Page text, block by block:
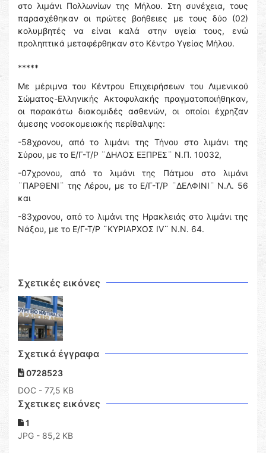
στο λιμάνι Πολλωνίων της Μήλου. Στη συνέχεια, τους
παρασχέθηκαν οι πρώτες βοήθειες με τους δύο (02)
κολυμβητές να είναι καλά στην υγεία τους, ενώ
προληπτικά μεταφέρθηκαν στο Κέντρο Υγείας Μήλου.
*****
Με μέριμνα του Κέντρου Επιχειρήσεων του Λιμενικού
Σώματος-Ελληνικής Ακτοφυλακής πραγματοποιήθηκαν,
οι παρακάτω διακομιδές ασθενών, οι οποίοι έχρηζαν
άμεσης νοσοκομειακής περίθαλψης:
-58χρονου, από το λιμάνι της Τήνου στο λιμάνι της
Σύρου, με το Ε/Γ-Τ/Ρ ¨ΔΗΛΟΣ ΕΞΠΡΕΣ¨ N.Π. 10032,
-07χρονου, από το λιμάνι της Πάτμου στο λιμάνι
¨ΠΑΡΘΕΝΙ¨ της Λέρου, με το Ε/Γ-Τ/Ρ ¨ΔΕΛΦΙΝΙ¨ N.Λ. 56
και
-83χρονου, από το λιμάνι της Ηρακλειάς στο λιμάνι της
Νάξου, με το Ε/Γ-Τ/Ρ ¨ΚΥΡΙΑΡΧΟΣ IV¨ N.Ν. 64.
Σχετικές εικόνες
Σχετικά έγγραφα
0728523
DOC - 77,5 KB
Σχετικες εικόνες
1
JPG - 85,2 KB